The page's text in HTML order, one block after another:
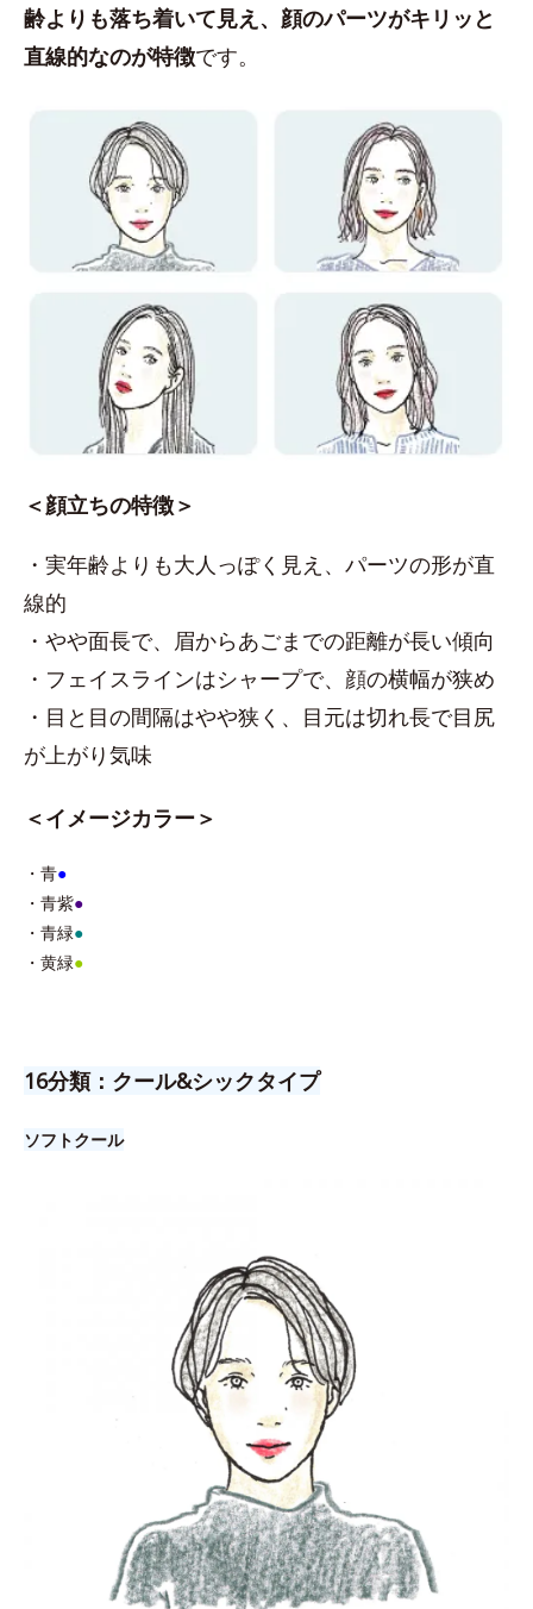
齢よりも落ち着いて見え、顔のパーツがキリッと
直線的なのが特徴です。
＜顔立ちの特徴＞
・実年齢よりも大人っぽく見え、パーツの形が直
線的
・やや面長で、眉からあごまでの距離が長い傾向
・フェイスラインはシャープで、顔の横幅が狭め
・目と目の間隔はやや狭く、目元は切れ長で目尻
が上がり気味
＜イメージカラー＞
・青●
・青紫●
・青緑●
・黄緑●
16分類：クール&シックタイプ
ソフトクール